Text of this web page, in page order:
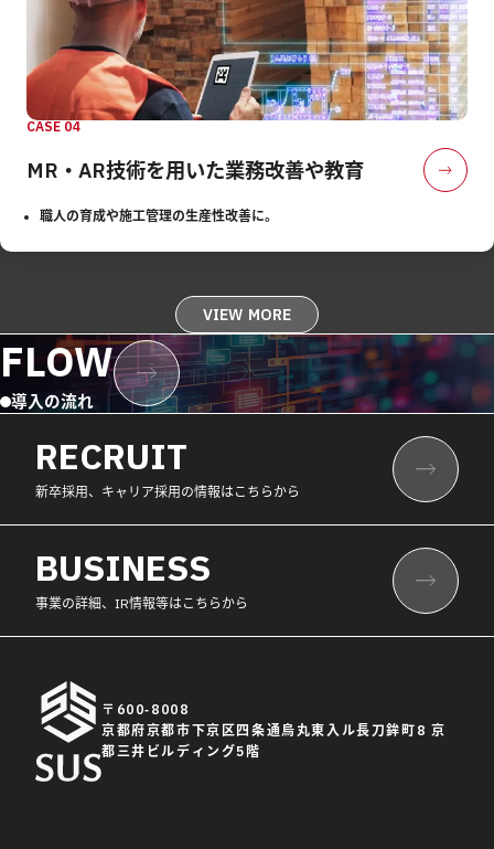
CASE 04
MR・AR技術を用いた業務改善や教育
職人の育成や施工管理の生産性改善に。
VIEW MORE
FLOW
導入の流れ
RECRUIT
新卒採用、キャリア採用の情報はこちらから
BUSINESS
事業の詳細、IR情報等はこちらから
〒600-8008
京都府京都市下京区四条通烏丸東入ル長刀鉾町8 京
都三井ビルディング5階